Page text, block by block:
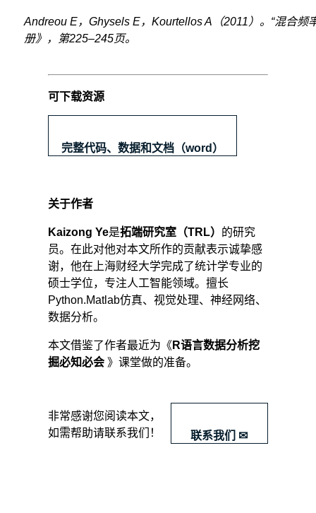
Andreou E，Ghysels E，Kourtellos A（2011）。“混合
册》，第225–245页。
可下载资源
完整代码、数据和文档（word）
关于作者
Kaizong Ye是拓端研究室（TRL） 的研究
员。在此对他对本文所作的贡献表示诚挚感
谢，他在上海财经大学完成了统计学专业的
硕士学位，专注人工智能领域。擅长
Python.Matlab仿真、视觉处理、神经网络、
数据分析。
本文借鉴了作者最近为《 R语言数据分析挖
掘必知必会 》课堂做的准备。
​非常感谢您阅读本文，
如需帮助请联系我们！
联系我们 ✉